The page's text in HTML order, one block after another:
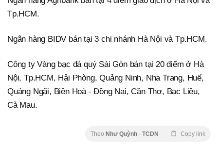
Tp.HCM.
Ngân hàng BIDV bán tại 3 chi nhánh Hà Nội và Tp.HCM.
Công ty Vàng bạc đá quý Sài Gòn bán tại 20 điểm ở Hà
Nội, Tp.HCM, Hải Phòng, Quảng Ninh, Nha Trang, Huế,
Quảng Ngãi, Biên Hoà - Đồng Nai, Cần Thơ, Bạc Liêu,
Cà Mau.
Theo Như Quỳnh - TCDN Copy link